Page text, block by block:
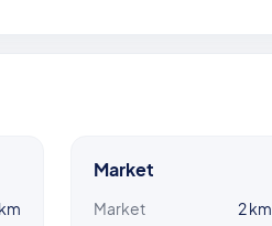
Market
Market 2 km